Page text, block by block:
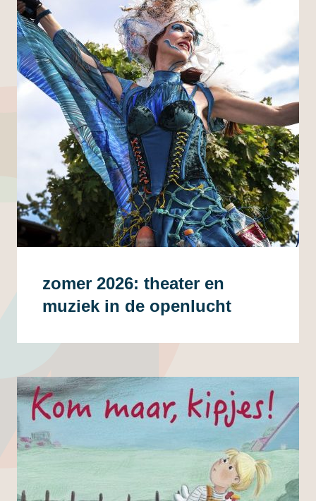
zomer 2026: theater en
muziek in de openlucht